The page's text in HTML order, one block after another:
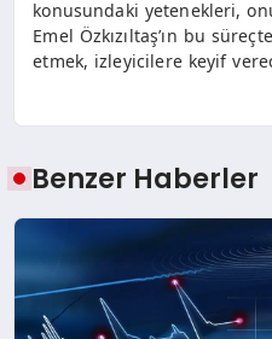
konusundaki yetenekleri,
Emel Özkızıltaş’ın bu
etmek, izleyicilere keyif
Benzer Haberler